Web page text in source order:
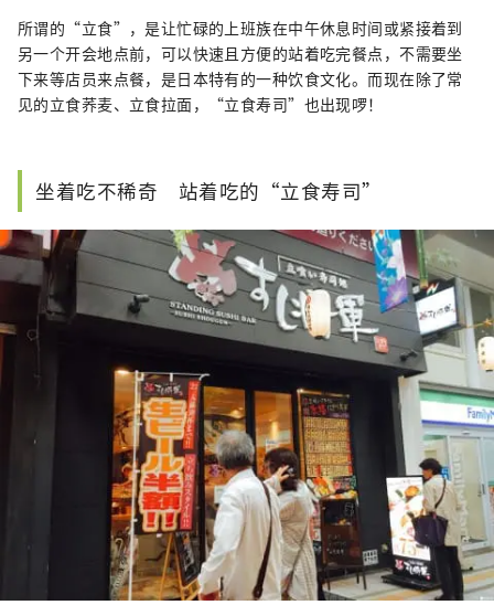
所谓的“立食”，是让忙碌的上班族在中午休息时间或紧接着到
另一个开会地点前，可以快速且方便的站着吃完餐点，不需要坐
下来等店员来点餐，是日本特有的一种饮食文化。而现在除了常
见的立食荞麦、立食拉面，“立食寿司”也出现啰！
坐着吃不稀奇 站着吃的“立食寿司”